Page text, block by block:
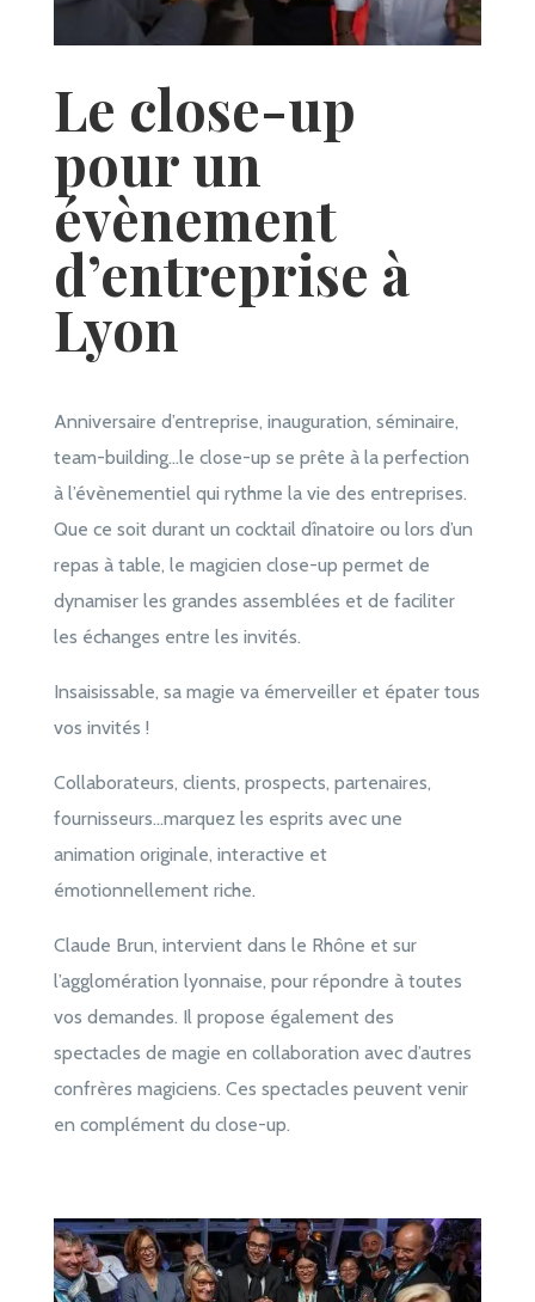
Le close-up
pour un
évènement
d’entreprise à
Lyon
Anniversaire d’entreprise, inauguration, séminaire,
team-building…le close-up se prête à la perfection
à l’évènementiel qui rythme la vie des entreprises.
Que ce soit durant un cocktail dînatoire ou lors d’un
repas à table, le magicien close-up permet de
dynamiser les grandes assemblées et de faciliter
les échanges entre les invités.
Insaisissable, sa magie va émerveiller et épater tous
vos invités !
Collaborateurs, clients, prospects, partenaires,
fournisseurs…marquez les esprits avec une
animation originale, interactive et
émotionnellement riche.
Claude Brun, intervient dans le Rhône et sur
l’agglomération lyonnaise, pour répondre à toutes
vos demandes. Il propose également des
spectacles de magie en collaboration avec d’autres
confrères magiciens. Ces spectacles peuvent venir
en complément du close-up.